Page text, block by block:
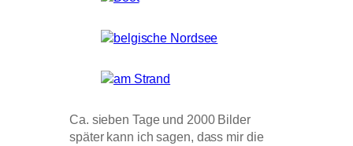
Ca. sieben Tage und 2000 Bilder
später kann ich sagen, dass mir die